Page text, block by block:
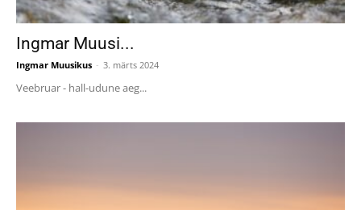
Ingmar Muusi...
Ingmar Muusikus - 3. märts 2024
Veebruar - hall-udune aeg...